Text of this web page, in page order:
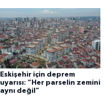
Eskişehir için deprem
uyarısı: “Her parselin zemini
aynı değil”